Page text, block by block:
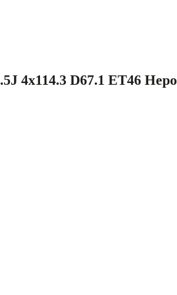
4x114.3 D67.1 ET46 Неро